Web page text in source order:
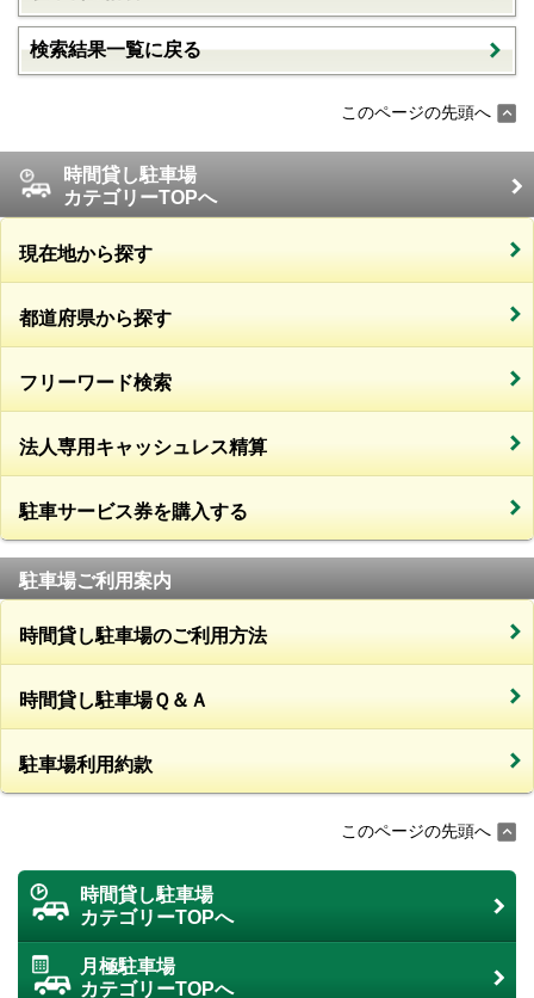
検索結果一覧に戻る
このページの先頭へ
時間貸し駐車場
カテゴリーTOPへ
現在地から探す
都道府県から探す
フリーワード検索
法人専用キャッシュレス精算
駐車サービス券を購入する
駐車場ご利用案内
時間貸し駐車場のご利用方法
時間貸し駐車場Ｑ＆Ａ
駐車場利用約款
このページの先頭へ
時間貸し駐車場
カテゴリーTOPへ
月極駐車場
カテゴリーTOPへ